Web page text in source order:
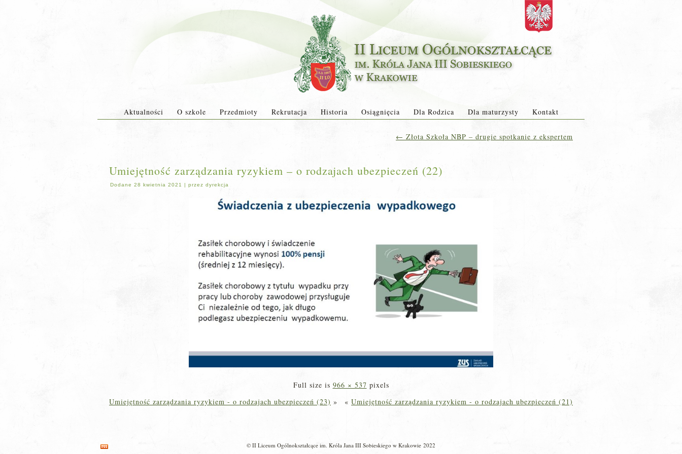
Aktualności O szkole Przedmioty Rekrutacja Historia Osiągnięcia Dla Rodzica Dla maturzysty Kontakt
← Złota Szkoła NBP – drugie spotkanie z ekspertem
Umiejętność zarządzania ryzykiem – o rodzajach ubezpieczeń (22)
Dodane 28 kwietnia 2021 | przez dyrekcja
Full size is 966 × 537 pixels
Umiejętność zarządzania ryzykiem - o rodzajach ubezpieczeń (23) » « Umiejętność zarządzania ryzykiem - o rodzajach ubezpieczeń (21)
© II Liceum Ogólnokształcące im. Króla Jana III Sobieskiego w Krakowie 2022